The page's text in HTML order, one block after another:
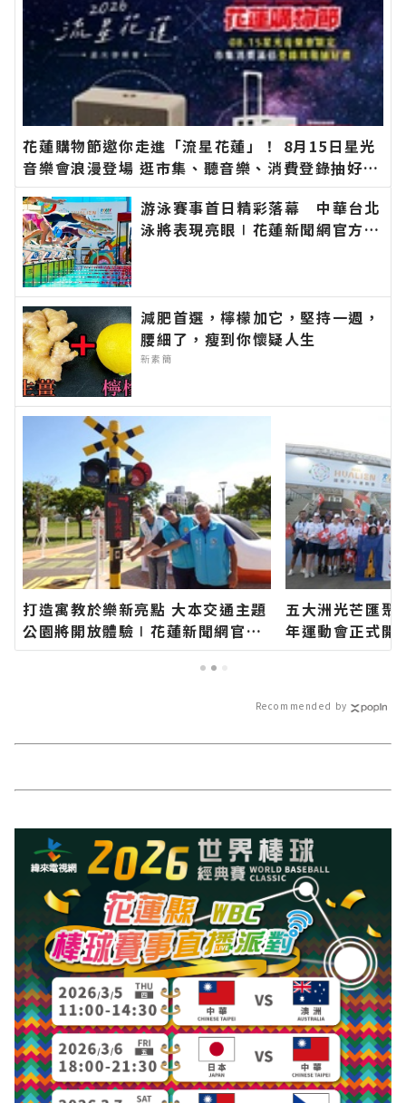
花蓮購物節邀你走進「流星花蓮」！ 8月15日星光
音樂會浪漫登場 逛市集、聽音樂、消費登錄抽好禮
∣花蓮新聞網官方網站各類新聞－最快速的今日新
聞報導 最新的在地資訊！游泳賽事首日精彩落幕 中華台北
泳將表現亮眼∣花蓮新聞網官方網
減肥首選，檸檬加它，堅持一週，
腰細了，瘦到你懷疑人生
新素簡
打造寓教於樂新亮點 大本交通主題
公園將開放體驗∣花蓮新聞網官方
網站各類新聞－最快速的今日新聞
五大洲光芒匯聚
年運動會正式開
全球年輕選手團
新聞報導 最新
Recommended by